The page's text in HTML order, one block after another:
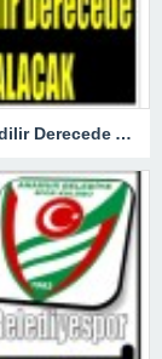
Valilikten Kritik Uyarı ; Hava Sıcaklığı Hissedilir Derecede Azalacak!